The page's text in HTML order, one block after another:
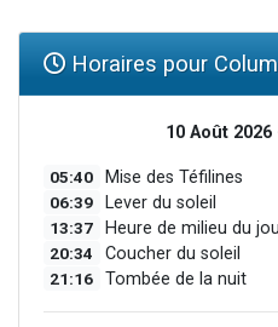
Horaires pour
10 Août 2026
05:40 Mise des Téfilines
06:39 Lever du soleil
13:37 Heure de milieu du
20:34 Coucher du soleil
21:16 Tombée de la nuit